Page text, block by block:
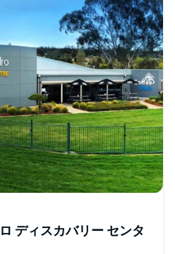
ディスカバリー センタ